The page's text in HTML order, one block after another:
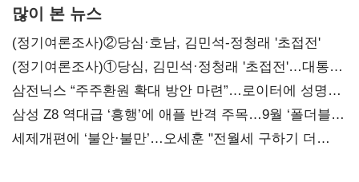
많이 본 뉴스
(정기여론조사)②당심·호남, 김민석-정청래 '초접전'
(정기여론조사)①당심, 김민석·정청래 '초접전'…대통령
지지도 '50% 아래로'(종합)
삼전닉스 “주주환원 확대 방안 마련”…로이터에 성명
보내
삼성 Z8 역대급 ‘흥행’에 애플 반격 주목…9월 ‘폴더블
대전’
세제개편에 ‘불안·불만’…오세훈 "전월세 구하기 더